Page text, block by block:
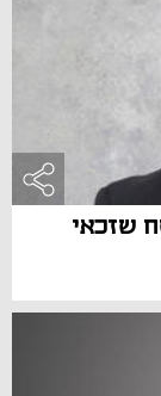
שזכאי